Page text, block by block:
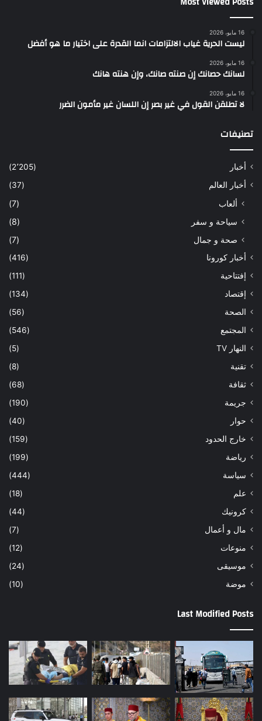
16 مايو، 2026
ليست الحرية غياب الالتزامات انما القدرة على اختيار ما هو أفضل
16 مايو، 2026
لسانك حصانك إن صنته صانك، وإن هنته هانك
16 مايو، 2026
لا تطلقن القول في غير بصر إن اللسان غير مأمون الضرر
تصنيفات
أخبار
(2٬205)
أخبار العالم
(37)
ألعاب
(7)
سياحة و سفر
(8)
صحة و جمال
(7)
أخبار كورونا
(416)
إفتتاحية
(111)
إقتصاد
(134)
الصحة
(56)
المجتمع
(546)
النهار TV
(5)
تقنية
(8)
ثقافة
(68)
جريمة
(190)
حوار
(40)
خارج الحدود
(159)
رياضة
(199)
سياسة
(444)
علم
(18)
كرونيك
(44)
مال و أعمال
(7)
منوعات
(12)
موسيقى
(24)
موضة
(10)
Last Modified Posts